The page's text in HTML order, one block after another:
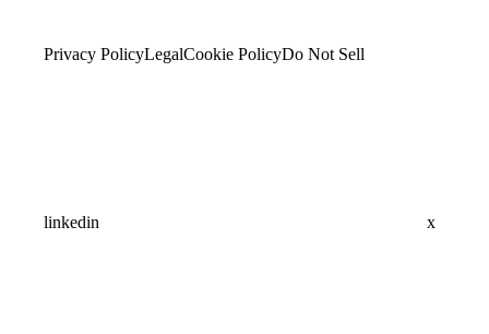
Privacy PolicyLegalCookie PolicyDo Not Sell
linkedin x